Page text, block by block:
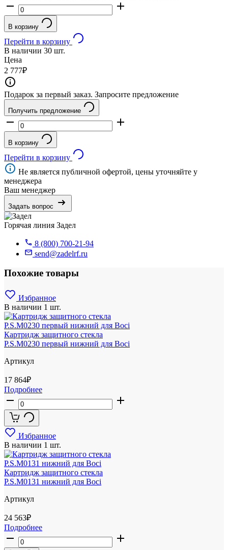
В корзину
Перейти в корзину
В наличии 30 шт.
Цена
2 777₽
Подарок за первый заказ. Запросите предложение
Получить предложение
В корзину
Перейти в корзину
Не является публичной офертой, цены уточняйте у
менеджера
Ваш менеджер
Задать вопрос
Горячая линия Задел
8 (800) 700-21-94
send@zadelrf.ru
Похожие товары
Избранное
В наличии 1 шт.
Картридж защитного стекла
P.S.M0230 первый нижний для Boci
Артикул
17 864₽
Подробнее
Избранное
В наличии 1 шт.
Картридж защитного стекла
P.S.M0131 нижний для Boci
Артикул
24 563₽
Подробнее